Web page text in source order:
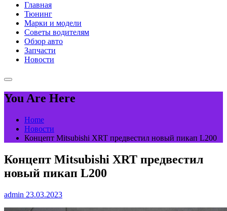
Главная
Тюнинг
Марки и модели
Советы водителям
Обзор авто
Запчасти
Новости
You Are Here
Home
Новости
Концепт Mitsubishi XRT предвестил новый пикап L200
Концепт Mitsubishi XRT предвестил
новый пикап L200
admin 23.03.2023